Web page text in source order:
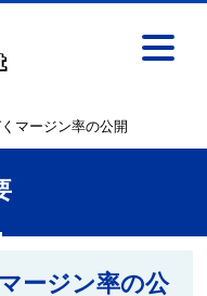
マージン率の公開
ージン率の公